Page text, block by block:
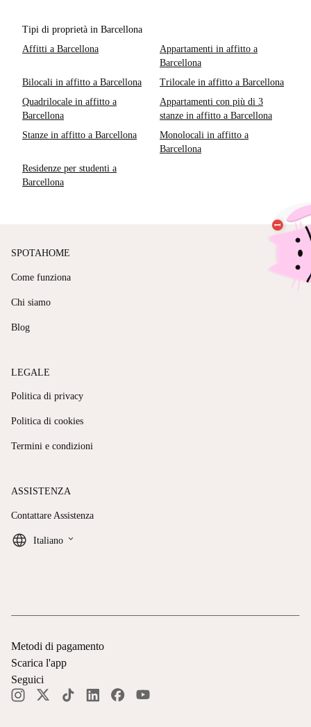
Tipi di proprietà in Barcellona
Affitti a Barcellona
Appartamenti in affitto a
Barcellona
Bilocali in affitto a Barcellona
Trilocale in affitto a Barcellona
Quadrilocale in affitto a
Barcellona
Appartamenti con più di 3
stanze in affitto a Barcellona
Stanze in affitto a Barcellona
Monolocali in affitto a
Barcellona
Residenze per studenti a
Barcellona
SPOTAHOME
Come funziona
Chi siamo
Blog
LEGALE
Politica di privacy
Politica di cookies
Termini e condizioni
ASSISTENZA
Contattare Assistenza
Italiano keyboard_arrow_down
Metodi di pagamento
Scarica l'app
Seguici